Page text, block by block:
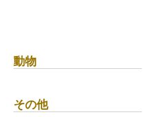
動物
その他